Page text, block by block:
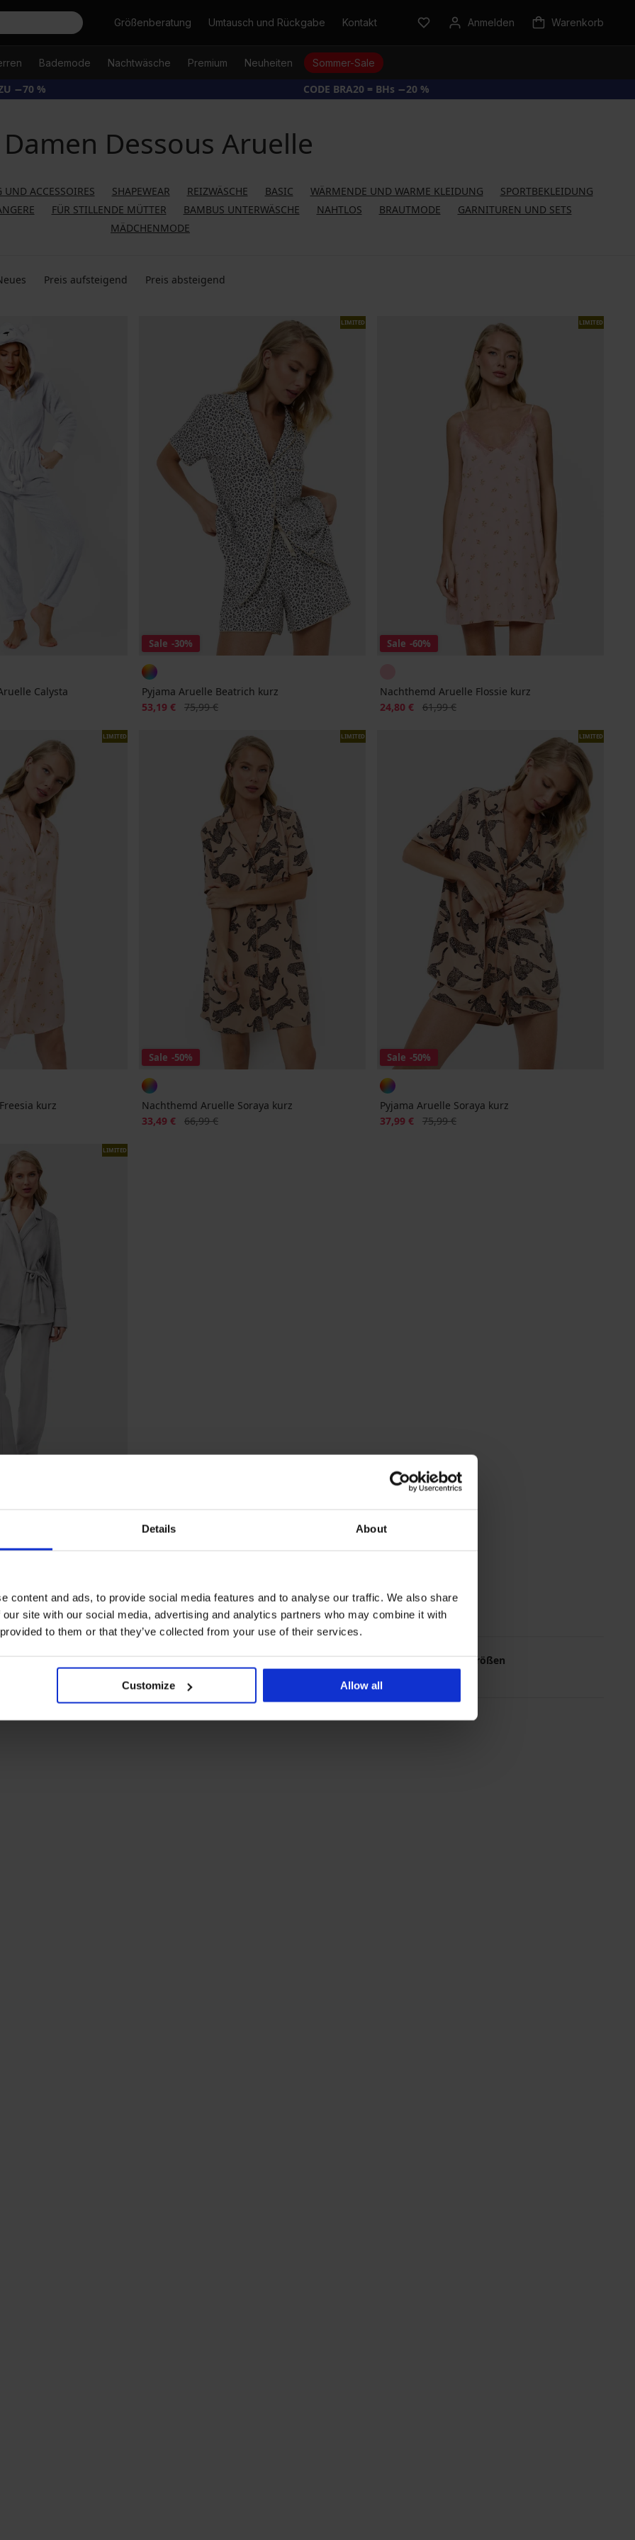
Details About
content and ads, to provide social media features and to analyse our traffic. We also share
site with our social media, advertising and analytics partners who may combine it with
to them or that they’ve collected from your use of their services.
Customize Allow all
SucheGrößenberatung Umtausch und Rückgabe Kontakt Anmelden Warenkorb
Bademode Nachtwäsche Premium Neuheiten Sommer-Sale
−70 % CODE BRA20 = BHs −20 %
Damen Dessous Aruelle
ACCESSOIRES SHAPEWEAR REIZWÄSCHE BASIC WÄRMENDE UND WARME KLEIDUNG
SPORTBEKLEIDUNG
FÜR STILLENDE MÜTTER BAMBUS UNTERWÄSCHE NAHTLOS BRAUTMODE
GARNITUREN UND SETS
MÄDCHENMODE
Preis aufsteigend Preis absteigend
Calysta
LIMITED
Sale -30%
Pyjama Aruelle Beatrich kurz
Rabatt
53,19 € Alter Preis
75,99 €
LIMITED
Sale -60%
Nachthemd Aruelle Flossie kurz
Rabatt
24,80 € Alter Preis
61,99 €
LIMITED
kurz
LIMITED
Sale -50%
Nachthemd Aruelle Soraya kurz
Rabatt
33,49 € Alter Preis
66,99 €
LIMITED
Sale -50%
Pyjama Aruelle Soraya kurz
Rabatt
37,99 € Alter Preis
75,99 €
LIMITED
Die meistgewählten Farben
Die meistgewählten Größen